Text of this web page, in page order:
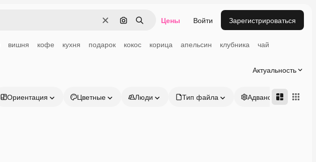
ОчиститьПоиск по изображению
Поиск Цены Войти Зарегистрироваться
вишня кофе кухня подарок кокос корица апельсин клубника чай
Актуальность
Ориентация Цветные Люди Тип файла Адвансд